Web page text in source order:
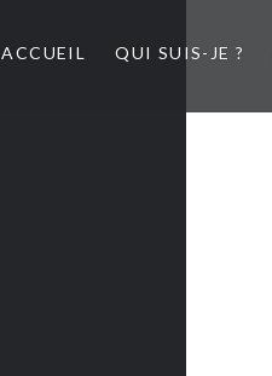
ACCUEIL QUI SUIS-JE ?